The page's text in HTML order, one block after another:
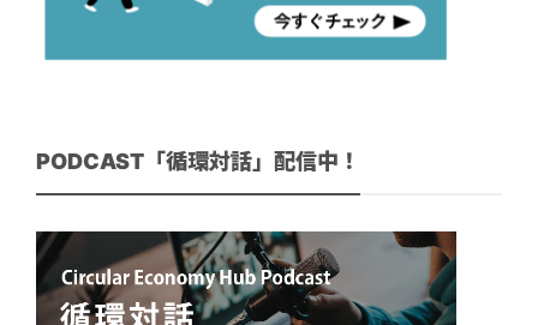
PODCAST「循環対話」配信中！